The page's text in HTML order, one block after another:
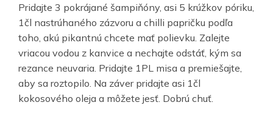
Pridajte 3 pokrájané šampiňóny, asi 5 krúžkov póriku,
1čl nastrúhaného zázvoru a chilli papričku podľa
toho, akú pikantnú chcete mať polievku. Zalejte
vriacou vodou z kanvice a nechajte odstáť, kým sa
rezance neuvaria. Pridajte 1PL misa a premiešajte,
aby sa roztopilo. Na záver pridajte asi 1čl
kokosového oleja a môžete jesť. Dobrú chuť.